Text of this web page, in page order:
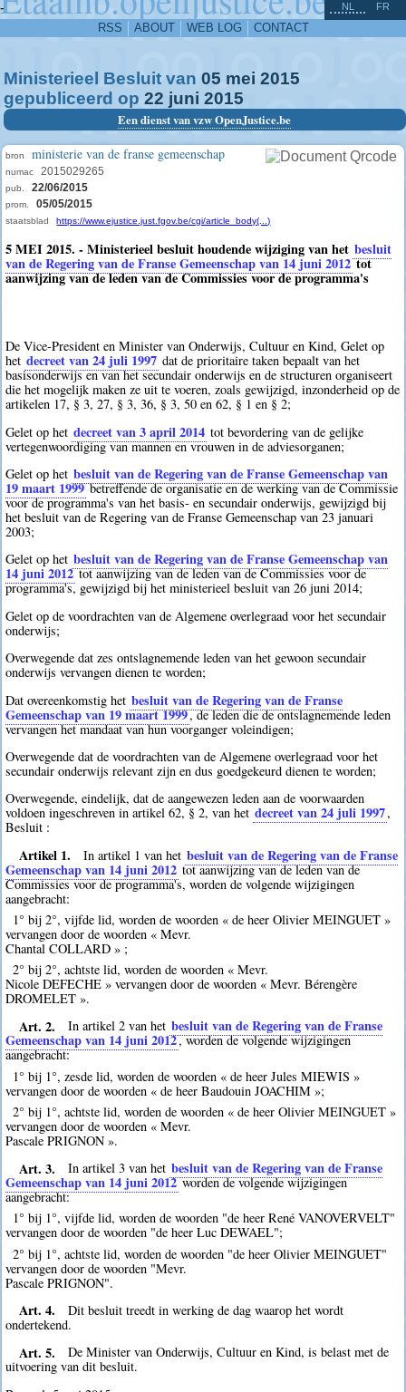
-
RSS ABOUT WEB LOG CONTACT
NL FR
Ministerieel Besluit van 05 mei 2015
gepubliceerd op 22 juni 2015
Een dienst van vzw OpenJustice.be
bron ministerie van de franse gemeenschap
numac 2015029265
pub. 22/06/2015
prom. 05/05/2015
staatsblad https://www.ejustice.just.fgov.be/cgi/article_body(...)
5 MEI 2015. - Ministerieel besluit houdende wijziging van het besluit
van de Regering van de Franse Gemeenschap van 14 juni 2012tot
aanwijzing van de leden van de Commissies voor de programma's
De Vice-President en Minister van Onderwijs, Cultuur en Kind, Gelet op
het decreet van 24 juli 1997 dat de prioritaire taken bepaalt van het
basisonderwijs en van het secundair onderwijs en de structuren organiseert
die het mogelijk maken ze uit te voeren, zoals gewijzigd, inzonderheid op de
artikelen 17, § 3, 27, § 3, 36, § 3, 50 en 62, § 1 en § 2;
Gelet op het decreet van 3 april 2014 tot bevordering van de gelijke
vertegenwoordiging van mannen en vrouwen in de adviesorganen;
Gelet op het besluit van de Regering van de Franse Gemeenschap van
19 maart 1999betreffende de organisatie en de werking van de Commissie
voor de programma's van het basis- en secundair onderwijs, gewijzigd bij
het besluit van de Regering van de Franse Gemeenschap van 23 januari
2003;
Gelet op het besluit van de Regering van de Franse Gemeenschap van
14 juni 2012tot aanwijzing van de leden van de Commissies voor de
programma's, gewijzigd bij het ministerieel besluit van 26 juni 2014;
Gelet op de voordrachten van de Algemene overlegraad voor het secundair
onderwijs;
Overwegende dat zes ontslagnemende leden van het gewoon secundair
onderwijs vervangen dienen te worden;
Dat overeenkomstig het besluit van de Regering van de Franse
Gemeenschap van 19 maart 1999, de leden die de ontslagnemende leden
vervangen het mandaat van hun voorganger voleindigen;
Overwegende dat de voordrachten van de Algemene overlegraad voor het
secundair onderwijs relevant zijn en dus goedgekeurd dienen te worden;
Overwegende, eindelijk, dat de aangewezen leden aan de voorwaarden
voldoen ingeschreven in artikel 62, § 2, van het decreet van 24 juli 1997,
Besluit :
Artikel 1. In artikel 1 van het besluit van de Regering van de Franse
Gemeenschap van 14 juni 2012 tot aanwijzing van de leden van de
Commissies voor de programma's, worden de volgende wijzigingen
aangebracht:
1° bij 2°, vijfde lid, worden de woorden « de heer Olivier MEINGUET »
vervangen door de woorden « Mevr.
Chantal COLLARD » ;
2° bij 2°, achtste lid, worden de woorden « Mevr.
Nicole DEFECHE » vervangen door de woorden « Mevr. Bérengère
DROMELET ».
Art. 2. In artikel 2 van het besluit van de Regering van de Franse
Gemeenschap van 14 juni 2012, worden de volgende wijzigingen
aangebracht:
1° bij 1°, zesde lid, worden de woorden « de heer Jules MIEWIS »
vervangen door de woorden « de heer Baudouin JOACHIM »;
2° bij 1°, achtste lid, worden de woorden « de heer Olivier MEINGUET »
vervangen door de woorden « Mevr.
Pascale PRIGNON ».
Art. 3. In artikel 3 van het besluit van de Regering van de Franse
Gemeenschap van 14 juni 2012worden de volgende wijzigingen
aangebracht:
1° bij 1°, vijfde lid, worden de woorden "de heer René VANOVERVELT"
vervangen door de woorden "de heer Luc DEWAEL";
2° bij 1°, achtste lid, worden de woorden "de heer Olivier MEINGUET"
vervangen door de woorden "Mevr.
Pascale PRIGNON".
Art. 4.
Dit besluit treedt in werking de dag waarop het wordt
ondertekend.
Art. 5.
De Minister van Onderwijs, Cultuur en Kind, is belast met de
uitvoering van dit besluit.
^